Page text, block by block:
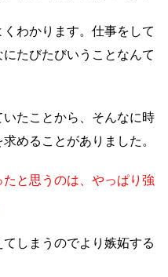
わかります。仕事をして
たびたびいうことなんて
たことから、そんなに時
めることがありました。
と思うのは、やっぱり強
しまうのでより嫉妬する